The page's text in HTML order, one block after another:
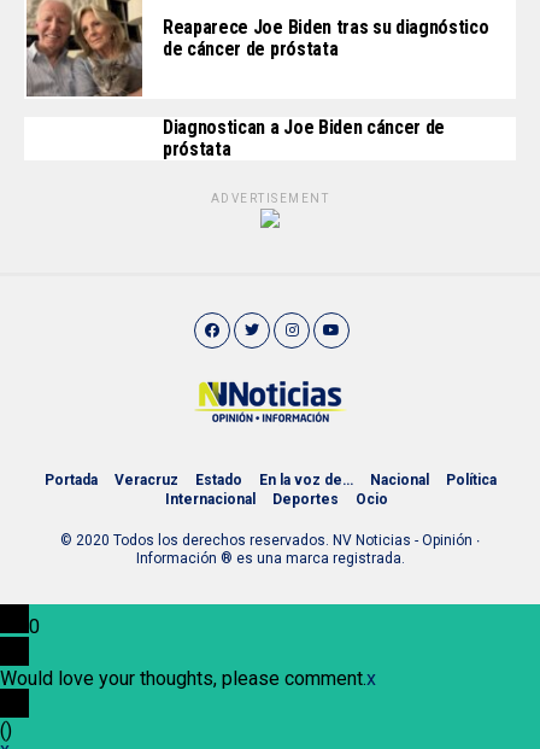
Reaparece Joe Biden tras su diagnóstico
de cáncer de próstata
Diagnostican a Joe Biden cáncer de
próstata
ADVERTISEMENT
Portada Veracruz Estado En la voz de… Nacional
Política
Internacional
Deportes Ocio
© 2020 Todos los derechos reservados. NV Noticias - Opinión ∙
Información ® es una marca registrada.
0
Would love your thoughts, please comment.x
()